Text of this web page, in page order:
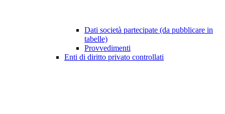
Dati società partecipate (da pubblicare in
tabelle)
Provvedimenti
Enti di diritto privato controllati